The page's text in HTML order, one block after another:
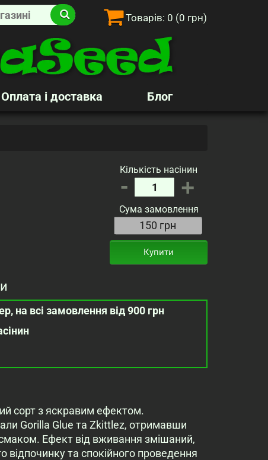
Товарів: 0 (0 грн)
Оплата і доставка Блог
Кількість насінин
- +
Сума замовлення
Купити
на всі замовлення від 900 грн
сорт з яскравим ефектом.
Gorilla Glue та Zkittlez, отримавши
Ефект від вживання змішаний,
відпочинку та спокійного проведення